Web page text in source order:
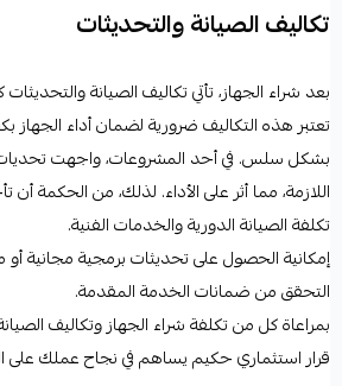
تكاليف الصيانة والتحديثات
بعد شراء الجهاز، تأتي تكاليف الصيانة
تعتبر هذه التكاليف ضرورية لضمان أداء الجهاز
بشكل سلس. في أحد المشروعات، واجهت
اللازمة، مما أثر على الأداء. لذلك، من الحكمة أن
تكلفة الصيانة الدورية والخدمات الفنية.
إمكانية الحصول على تحديثات برمجية مجانية
التحقق من ضمانات الخدمة المقدمة.
بمراعاة كل من تكلفة شراء الجهاز وتكاليف
قرار استثماري حكيم يساهم في نجاح عملك على